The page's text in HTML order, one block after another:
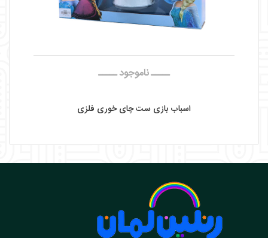
ـــــ ناموجود ـــــ
اسباب بازی ست چای خوری فلزی